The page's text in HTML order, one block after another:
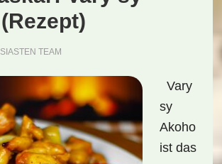
TEAM
Vary
sy
Akoho
ist das